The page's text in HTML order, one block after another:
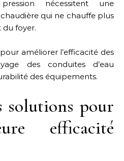
nécessitent une
qui ne chauffe plus
foyer.
améliorer l’efficacité des
des conduites d’eau
des équipements.
solutions pour
efficacité